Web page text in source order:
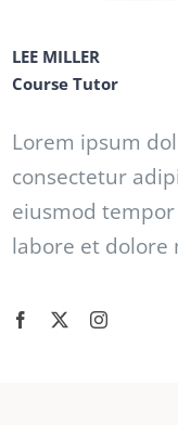
LEE MILLER
Course Tutor
Lorem ipsum
consectetur
eiusmod
labore et dolore